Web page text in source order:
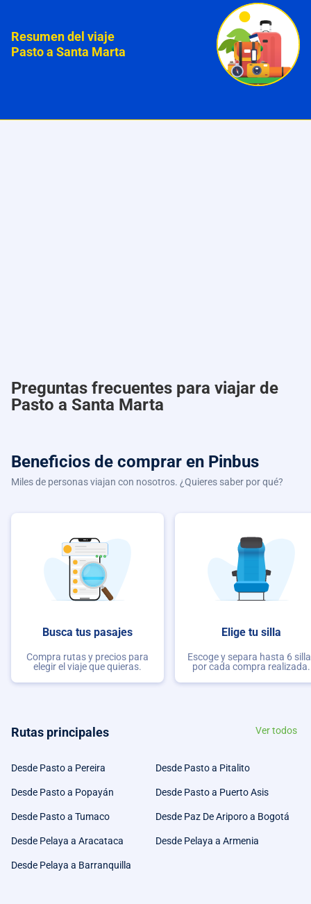
Resumen del viaje
Pasto a Santa Marta
Preguntas frecuentes para viajar de
Pasto a Santa Marta
Beneficios de comprar en Pinbus
Miles de personas viajan con nosotros. ¿Quieres saber por qué?
Busca tus pasajes
Compra rutas y precios para
elegir el viaje que quieras.
Elige tu silla
Escoge y separa hasta 6
por cada compra realizada.
Rutas principales Ver todos
Desde Pasto a Pereira Desde Pasto a Pitalito
Desde Pasto a Popayán Desde Pasto a Puerto Asis
Desde Pasto a Tumaco Desde Paz De Ariporo a Bogotá
Desde Pelaya a Aracataca Desde Pelaya a Armenia
Desde Pelaya a Barranquilla